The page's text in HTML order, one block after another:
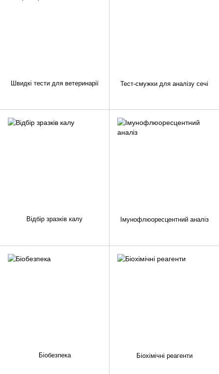
Швидкі тести для ветеринарії Тест-смужки для аналізу сечі
Відбір зразків калу Імунофлюоресцентний аналіз
Біобезпека Біохімічні реагенти